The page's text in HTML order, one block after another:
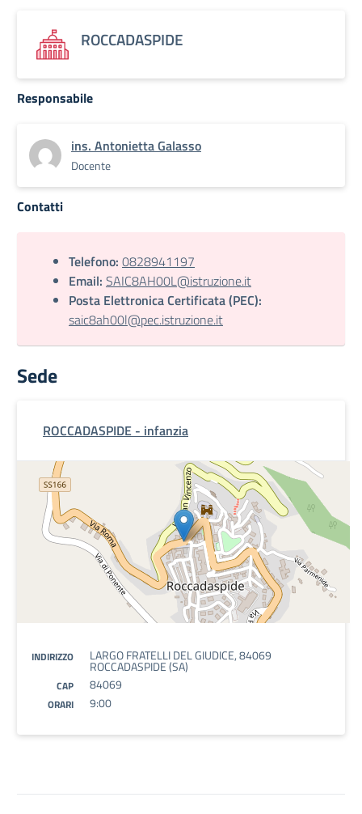
ROCCADASPIDE
Responsabile
ins. Antonietta Galasso
Docente
Contatti
Telefono: 0828941197
Email: SAIC8AH00L@istruzione.it
Posta Elettronica Certificata (PEC):
saic8ah00l@pec.istruzione.it
Sede
ROCCADASPIDE - infanzia
INDIRIZZO LARGO FRATELLI DEL GIUDICE, 84069
ROCCADASPIDE (SA)
CAP 84069
ORARI 9:00